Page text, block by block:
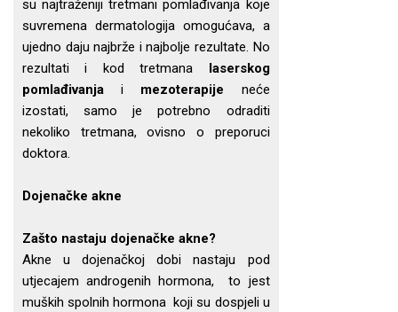
su najtraženiji tretmani pomlađivanja koje
suvremena dermatologija omogućava, a
ujedno daju najbrže i najbolje rezultate. No
rezultati i kod tretmana laserskog
pomlađivanja i mezoterapije neće
izostati, samo je potrebno odraditi
nekoliko tretmana, ovisno o preporuci
doktora.
Dojenačke akne
Zašto nastaju dojenačke akne?
Akne u dojenačkoj dobi nastaju pod
utjecajem androgenih hormona, to jest
muških spolnih hormona koji su dospjeli u